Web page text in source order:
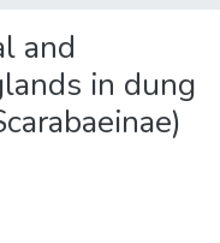
and
in dung